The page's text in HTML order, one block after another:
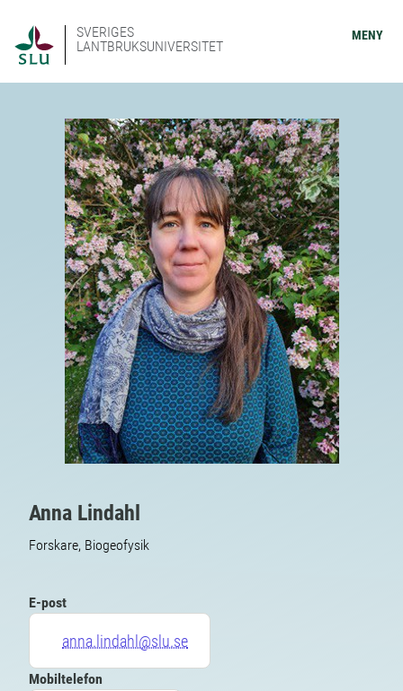
SVERIGES
LANTBRUKSUNIVERSITET
MENY
Anna Lindahl
Forskare, Biogeofysik
E-post
anna.lindahl@slu.se
Mobiltelefon